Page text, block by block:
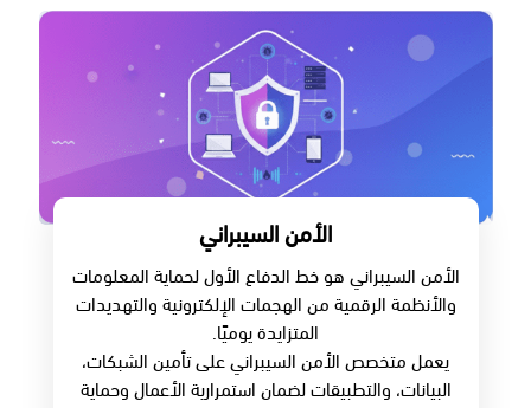
الأمن السيبراني
الأمن السيبراني هو خط الدفاع الأول لحماية المعلومات
والأنظمة الرقمية من الهجمات الإلكترونية والتهديدات
المتزايدة يوميًا.
يعمل متخصص الأمن السيبراني على تأمين الشبكات،
البيانات، والتطبيقات لضمان استمرارية الأعمال وحماية